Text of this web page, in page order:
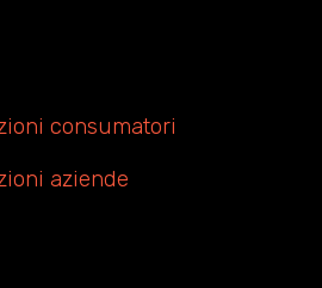
consumatori
aziende